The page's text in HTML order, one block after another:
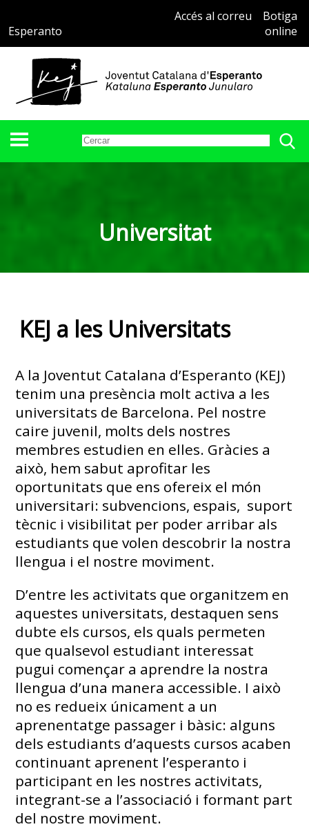
Esperanto
Accés al correu
Botiga
online
Universitat
KEJ a les Universitats
A la Joventut Catalana d’Esperanto (KEJ)
tenim una presència molt activa a les
universitats de Barcelona. Pel nostre
caire juvenil, molts dels nostres
membres estudien en elles. Gràcies a
això, hem sabut aprofitar les
oportunitats que ens ofereix el món
universitari: subvencions, espais, suport
tècnic i visibilitat per poder arribar als
estudiants que volen descobrir la nostra
llengua i el nostre moviment.
D’entre les activitats que organitzem en
aquestes universitats, destaquen sens
dubte els cursos, els quals permeten
que qualsevol estudiant interessat
pugui començar a aprendre la nostra
llengua d’una manera accessible. I això
no es redueix únicament a un
aprenentatge passager i bàsic: alguns
dels estudiants d’aquests cursos acaben
continuant aprenent l’esperanto i
participant en les nostres activitats,
integrant-se a l’associació i formant part
del nostre moviment.